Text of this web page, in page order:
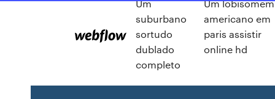
Um
suburbano
sortudo
dublado
completo
Um lobisomem
americano em
paris assistir
online hd